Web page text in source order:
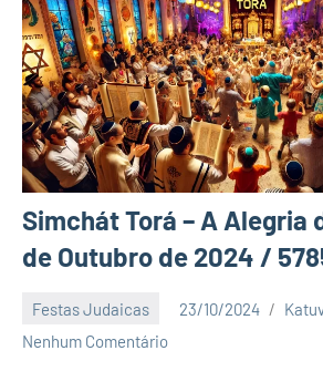
Simchát Torá – A Alegria
de Outubro de 2024 /
Festas Judaicas 23/10/2024
Nenhum Comentário